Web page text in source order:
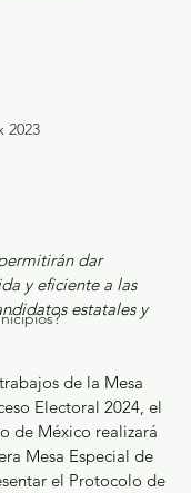
2023
dar
y eficiente a las
estatales y
de la Mesa
Electoral 2024, el
de México realizará
Mesa Especial de
el Protocolo de